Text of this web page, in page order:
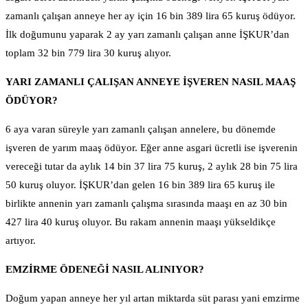
zamanlı çalışan anneye her ay için 16 bin 389 lira 65 kuruş ödüyor.
İlk doğumunu yaparak 2 ay yarı zamanlı çalışan anne İŞKUR’dan
toplam 32 bin 779 lira 30 kuruş alıyor.
YARI ZAMANLI ÇALIŞAN ANNEYE İŞVEREN NASIL MAAŞ
ÖDÜYOR?
6 aya varan süreyle yarı zamanlı çalışan annelere, bu dönemde
işveren de yarım maaş ödüyor. Eğer anne asgari ücretli ise işverenin
vereceği tutar da aylık 14 bin 37 lira 75 kuruş, 2 aylık 28 bin 75 lira
50 kuruş oluyor. İŞKUR’dan gelen 16 bin 389 lira 65 kuruş ile
birlikte annenin yarı zamanlı çalışma sırasında maaşı en az 30 bin
427 lira 40 kuruş oluyor. Bu rakam annenin maaşı yükseldikçe
artıyor.
EMZİRME ÖDENEĞİ NASIL ALINIYOR?
Doğum yapan anneye her yıl artan miktarda süt parası yani emzirme